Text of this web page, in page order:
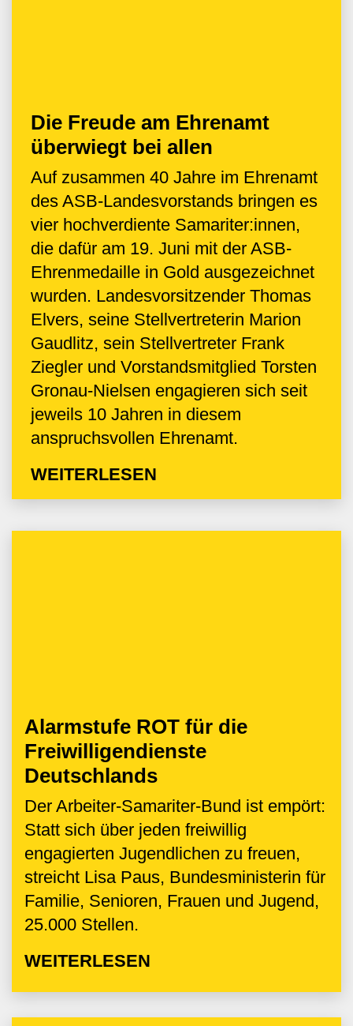
Die Freude am Ehrenamt
überwiegt bei allen
Auf zusammen 40 Jahre im Ehrenamt
des ASB-Landesvorstands bringen es
vier hochverdiente Samariter:innen,
die dafür am 19. Juni mit der ASB-
Ehrenmedaille in Gold ausgezeichnet
wurden. Landesvorsitzender Thomas
Elvers, seine Stellvertreterin Marion
Gaudlitz, sein Stellvertreter Frank
Ziegler und Vorstandsmitglied Torsten
Gronau-Nielsen engagieren sich seit
jeweils 10 Jahren in diesem
anspruchsvollen Ehrenamt.
WEITERLESEN
Alarmstufe ROT für die
Freiwilligendienste
Deutschlands
Der Arbeiter-Samariter-Bund ist empört:
Statt sich über jeden freiwillig
engagierten Jugendlichen zu freuen,
streicht Lisa Paus, Bundesministerin für
Familie, Senioren, Frauen und Jugend,
25.000 Stellen.
WEITERLESEN